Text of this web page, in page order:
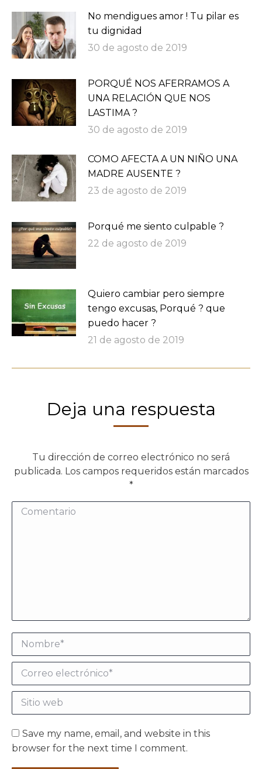
No mendigues amor ! Tu pilar es
tu dignidad
30 de agosto de 2019
PORQUÉ NOS AFERRAMOS A
UNA RELACIÓN QUE NOS
LASTIMA ?
30 de agosto de 2019
COMO AFECTA A UN NIÑO UNA
MADRE AUSENTE ?
23 de agosto de 2019
Porqué me siento culpable ?
22 de agosto de 2019
Quiero cambiar pero siempre
tengo excusas, Porqué ? que
puedo hacer ?
21 de agosto de 2019
Deja una respuesta
Tu dirección de correo electrónico no será
publicada. Los campos requeridos están marcados
*
Comentario
Nombre *
Correo electrónico *
Sitio web
Save my name, email, and website in this
browser for the next time I comment.